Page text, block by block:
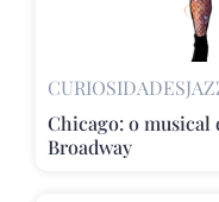
CURIOSIDADES
Chicago: o musical
Broadway